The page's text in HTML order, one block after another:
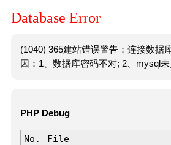
Database Error
(1040) 365建站错误警告：连接数据
因：1、数据库密码不对; 2、mysql未
PHP Debug
No. File